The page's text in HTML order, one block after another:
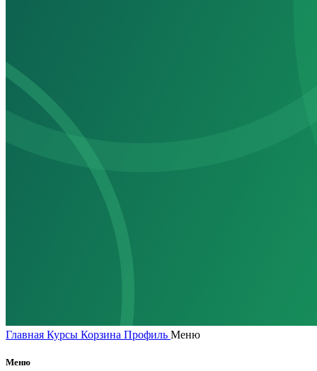
Главная Курсы Корзина Профиль Меню
Меню